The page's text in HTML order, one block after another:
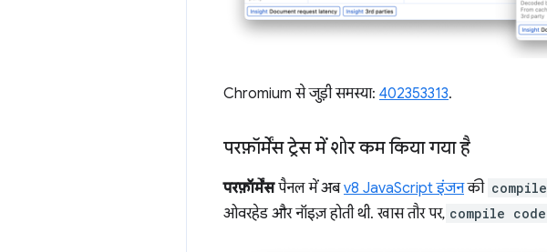
Chromium से जुड़ी समस्या: 402353313.
परफ़ॉर्मेंस ट्रेस में शोर कम किया गया है
परफ़ॉर्मेंसपैनल में अबv8 JavaScript इंजनकी compile
ओवरहेड और नॉइज़ होती थी. खास तौर पर, compile code